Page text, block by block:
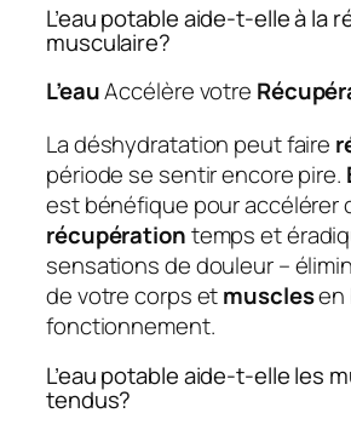
L’eau potable aide-t-elle à la
musculaire?
L’eauAccélère votre
La déshydratation peut faire
période se sentir encore pire.
est bénéfique pour accélérer
récupérationtemps et
sensations de douleur –
de votre corps etmusclesen
fonctionnement.
L’eau potable aide-t-elle les
tendus?